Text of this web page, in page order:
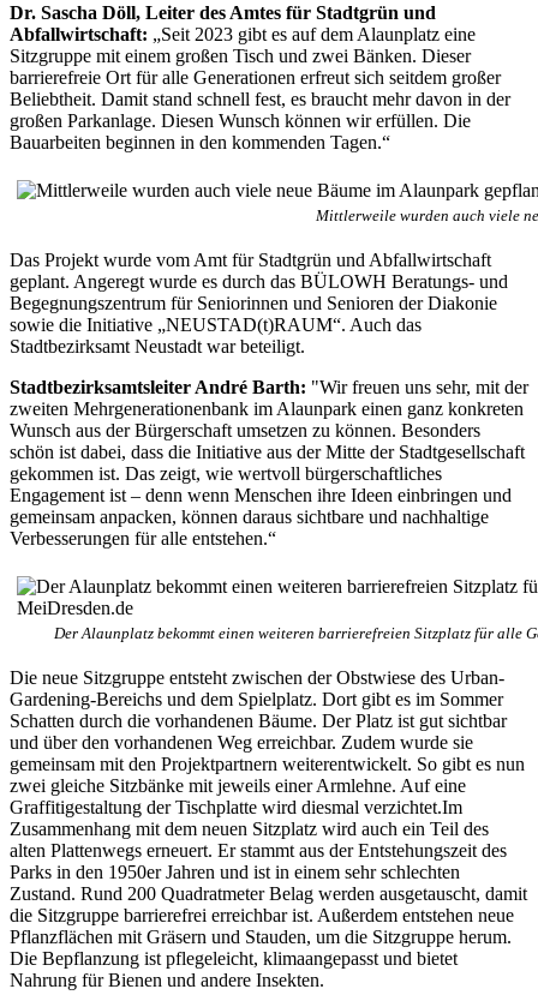
Dr. Sascha Döll, Leiter des Amtes für Stadtgrün und
Abfallwirtschaft: „Seit 2023 gibt es auf dem Alaunplatz eine
Sitzgruppe mit einem großen Tisch und zwei Bänken. Dieser
barrierefreie Ort für alle Generationen erfreut sich seitdem großer
Beliebtheit. Damit stand schnell fest, es braucht mehr davon in der
großen Parkanlage. Diesen Wunsch können wir erfüllen. Die
Bauarbeiten beginnen in den kommenden Tagen.“
Mittlerweile wurden auch viele
Das Projekt wurde vom Amt für Stadtgrün und Abfallwirtschaft
geplant. Angeregt wurde es durch das BÜLOWH Beratungs- und
Begegnungszentrum für Seniorinnen und Senioren der Diakonie
sowie die Initiative „NEUSTAD(t)RAUM“. Auch das
Stadtbezirksamt Neustadt war beteiligt.
Stadtbezirksamtsleiter André Barth: "Wir freuen uns sehr, mit der
zweiten Mehrgenerationenbank im Alaunpark einen ganz konkreten
Wunsch aus der Bürgerschaft umsetzen zu können. Besonders
schön ist dabei, dass die Initiative aus der Mitte der Stadtgesellschaft
gekommen ist. Das zeigt, wie wertvoll bürgerschaftliches
Engagement ist – denn wenn Menschen ihre Ideen einbringen und
gemeinsam anpacken, können daraus sichtbare und nachhaltige
Verbesserungen für alle entstehen.“
Der Alaunplatz bekommt einen weiteren barrierefreien Sitzplatz für alle
Die neue Sitzgruppe entsteht zwischen der Obstwiese des Urban-
Gardening-Bereichs und dem Spielplatz. Dort gibt es im Sommer
Schatten durch die vorhandenen Bäume. Der Platz ist gut sichtbar
und über den vorhandenen Weg erreichbar. Zudem wurde sie
gemeinsam mit den Projektpartnern weiterentwickelt. So gibt es nun
zwei gleiche Sitzbänke mit jeweils einer Armlehne. Auf eine
Graffitigestaltung der Tischplatte wird diesmal verzichtet.Im
Zusammenhang mit dem neuen Sitzplatz wird auch ein Teil des
alten Plattenwegs erneuert. Er stammt aus der Entstehungszeit des
Parks in den 1950er Jahren und ist in einem sehr schlechten
Zustand. Rund 200 Quadratmeter Belag werden ausgetauscht, damit
die Sitzgruppe barrierefrei erreichbar ist. Außerdem entstehen neue
Pflanzflächen mit Gräsern und Stauden, um die Sitzgruppe herum.
Die Bepflanzung ist pflegeleicht, klimaangepasst und bietet
Nahrung für Bienen und andere Insekten.